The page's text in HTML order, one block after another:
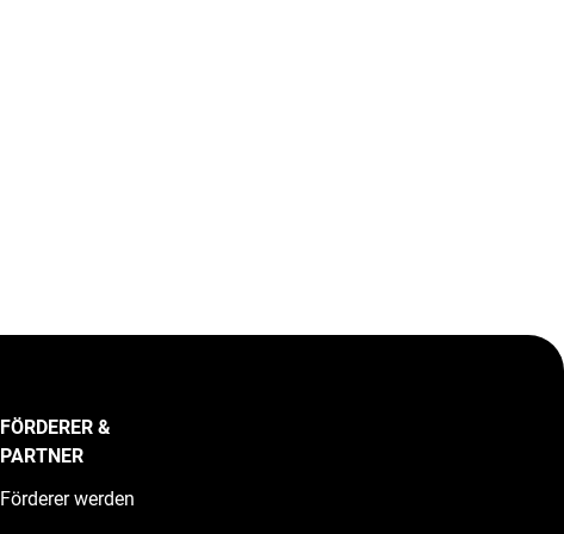
FÖRDERER &
PARTNER
Förderer werden